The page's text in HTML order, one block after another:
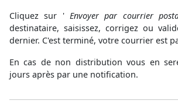
Cliquez sur ' Envoyer par courrier
destinataire, saisissez, corrigez ou
dernier. C'est terminé, votre courrier est
En cas de non distribution vous en
jours après par une notification.